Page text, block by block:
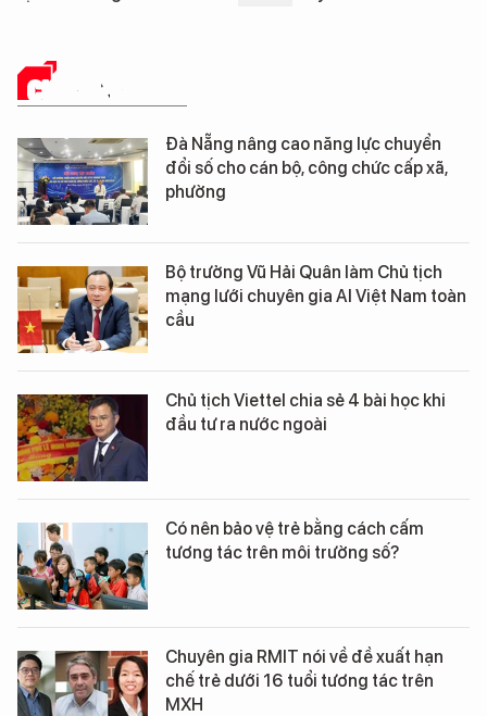
CHUYỂN ĐỔI SỐ
Đà Nẵng nâng cao năng lực chuyển
đổi số cho cán bộ, công chức cấp xã,
phường
Bộ trưởng Vũ Hải Quân làm Chủ tịch
mạng lưới chuyên gia AI Việt Nam toàn
cầu
Chủ tịch Viettel chia sẻ 4 bài học khi
đầu tư ra nước ngoài
Có nên bảo vệ trẻ bằng cách cấm
tương tác trên môi trường số?
Chuyên gia RMIT nói về đề xuất hạn
chế trẻ dưới 16 tuổi tương tác trên
MXH